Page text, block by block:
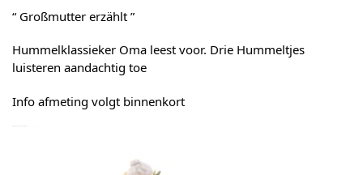
“ Großmutter erzählt ”
Hummelklassieker Oma leest voor. Drie Hummeltjes
luisteren aandachtig toe
Info afmeting volgt binnenkort